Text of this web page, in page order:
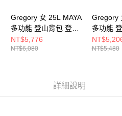
Gregory 女 25L MAYA
多功能 登山背包 登山
包 風暴藍
NT$5,776
NT$6,080
Gregory
多功能
包 鳶尾紅
NT$5,480
詳細說明